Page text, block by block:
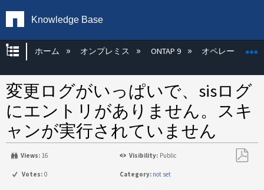
Knowledge Base
グローバル階層を展開/折りたたむ
ホーム オンプレミス ONTAP 9 オペレーティン
変更ログがいっぱいで、sisログ
にエントリがありません。スキ
ャンが実行されていません
Views: 16 Visibility: Public
Votes: 0 Category: not set